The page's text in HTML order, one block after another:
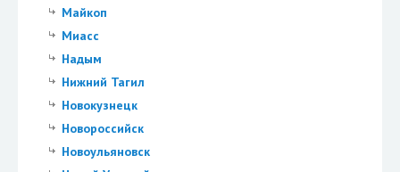
Майкоп
Миасс
Надым
Нижний Тагил
Новокузнецк
Новороссийск
Новоульяновск